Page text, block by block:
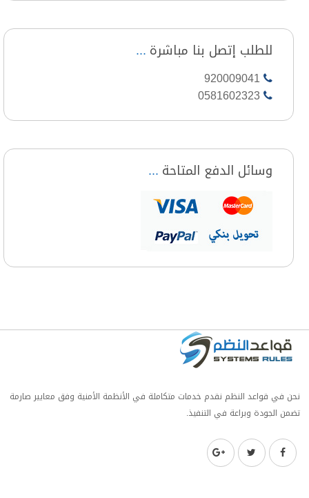
للطلب إتصل بنا مباشرة
920009041
0581602323
وسائل الدفع المتاحة
نحن في قواعد النظم نقدم خدمات متكاملة في الأنظمة الأمنية وفق معايير صارمة
تضمن الجودة وبراعة في التنفيذ.